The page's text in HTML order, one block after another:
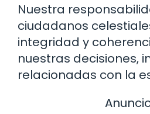
Nuestra
ciudadanos
integridad y
nuestras decisiones,
relacionadas con la